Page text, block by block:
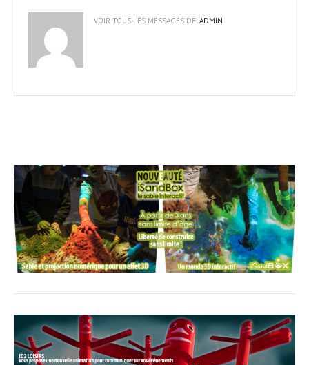
VOIR TOUS LES MESSAGES DE: ADMIN